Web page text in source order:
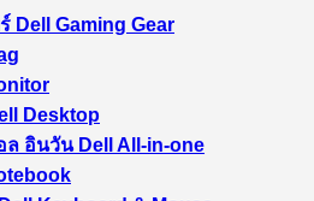
Dell Gaming Gear
Desktop
ล อินวัน Dell All-in-one